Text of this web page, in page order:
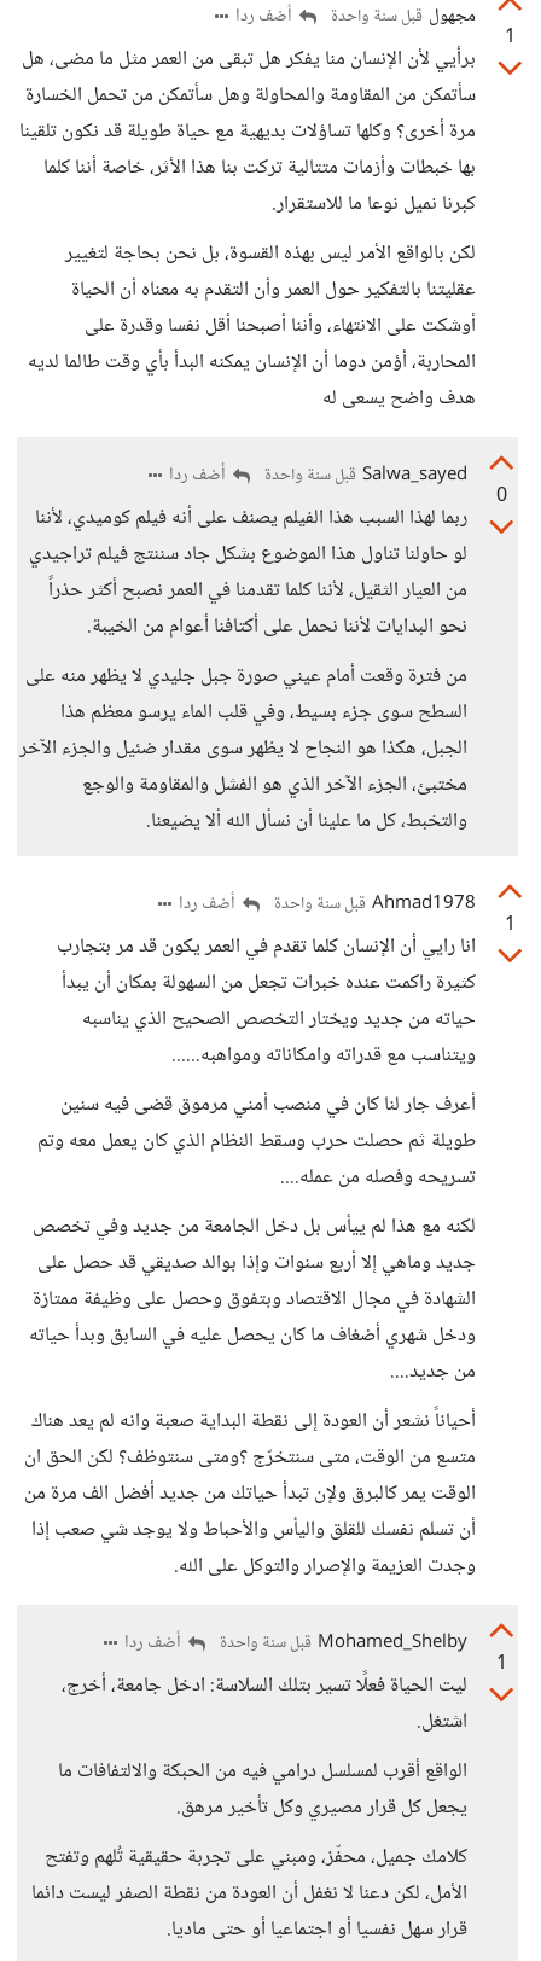
1
مجهول قبل سنة واحدة أضف ردا
برأيي لأن الإنسان منا يفكر هل تبقى من العمر مثل ما مضى، هل
سأتمكن من المقاومة والمحاولة وهل سأتمكن من تحمل الخسارة
مرة أخرى؟ وكلها تساؤلات بديهية مع حياة طويلة قد نكون تلقينا
بها خبطات وأزمات متتالية تركت بنا هذا الأثر، خاصة أننا كلما
كبرنا نميل نوعا ما للاستقرار.
لكن بالواقع الأمر ليس بهذه القسوة، بل نحن بحاجة لتغيير
عقليتنا بالتفكير حول العمر وأن التقدم به معناه أن الحياة
أوشكت على الانتهاء، وأننا أصبحنا أقل نفسا وقدرة على
المحاربة، أؤمن دوما أن الإنسان يمكنه البدأ بأي وقت طالما لديه
هدف واضح يسعى له
0
Salwa_sayed قبل سنة واحدة أضف ردا
ربما لهذا السبب هذا الفيلم يصنف على أنه فيلم كوميدي، لأننا
لو حاولنا تناول هذا الموضوع بشكل جاد سننتج فيلم تراجيدي
من العيار الثقيل، لأننا كلما تقدمنا في العمر نصبح أكثر حذراً
نحو البدايات لأننا نحمل على أكتافنا أعوام من الخيبة.
من فترة وقعت أمام عيني صورة جبل جليدي لا يظهر منه على
السطح سوى جزء بسيط، وفي قلب الماء يرسو معظم هذا
الجبل، هكذا هو النجاح لا يظهر سوى مقدار ضئيل والجزء الآخر
مختبئ، الجزء الآخر الذي هو الفشل والمقاومة والوجع
والتخبط، كل ما علينا أن نسأل الله ألا يضيعنا.
1
Ahmad1978 قبل سنة واحدة أضف ردا
انا رايي أن الإنسان كلما تقدم في العمر يكون قد مر بتجارب
كثيرة راكمت عنده خبرات تجعل من السهولة بمكان أن يبدأ
حياته من جديد ويختار التخصص الصحيح الذي يناسبه
ويتناسب مع قدراته وامكاناته ومواهبه......
أعرف جار لنا كان في منصب أمني مرموق قضى فيه سنين
طويلة ثم حصلت حرب وسقط النظام الذي كان يعمل معه وتم
تسريحه وفصله من عمله....
لكنه مع هذا لم ييأس بل دخل الجامعة من جديد وفي تخصص
جديد وماهي إلا أربع سنوات وإذا بوالد صديقي قد حصل على
الشهادة في مجال الاقتصاد وبتفوق وحصل على وظيفة ممتازة
ودخل شهري أضغاف ما كان يحصل عليه في السابق وبدأ حياته
من جديد....
أحياناً نشعر أن العودة إلى نقطة البداية صعبة وانه لم يعد هناك
متسع من الوقت، متى سنتخرّج ؟ومتى سنتوظف؟ لكن الحق ان
الوقت يمر كالبرق ولإن تبدأ حياتك من جديد أفضل الف مرة من
أن تسلم نفسك للقلق واليأس والأحباط ولا يوجد شي صعب إذا
وجدت العزيمة والإصرار والتوكل على الله.
1
Mohamed_Shelby قبل سنة واحدة أضف ردا
ليت الحياة فعلًا تسير بتلك السلاسة: ادخل جامعة، أخرج،
اشتغل.
الواقع أقرب لمسلسل درامي فيه من الحبكة والالتفافات ما
يجعل كل قرار مصيري وكل تأخير مرهق.
كلامك جميل، محفّز، ومبني على تجربة حقيقية تُلهم وتفتح
الأمل، لكن دعنا لا نغفل أن العودة من نقطة الصفر ليست دائما
قرار سهل نفسيا أو اجتماعيا أو حتى ماديا.